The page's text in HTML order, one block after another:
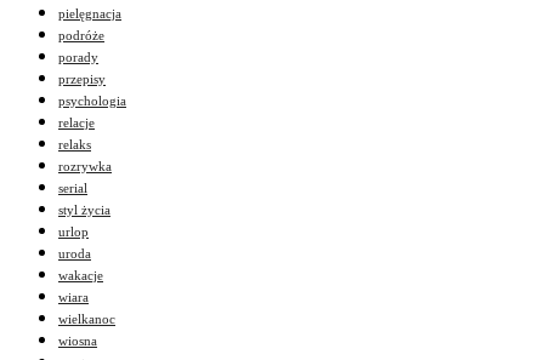
pielęgnacja
podróże
porady
przepisy
psychologia
relacje
relaks
rozrywka
serial
styl życia
urlop
uroda
wakacje
wiara
wielkanoc
wiosna